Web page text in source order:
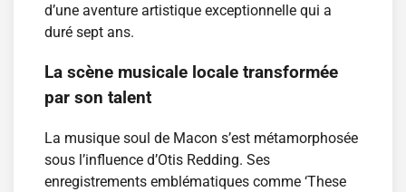
d’une aventure artistique exceptionnelle qui a
duré sept ans.
La scène musicale locale transformée
par son talent
La musique soul de Macon s’est métamorphosée
sous l’influence d’Otis Redding. Ses
enregistrements emblématiques comme ‘These